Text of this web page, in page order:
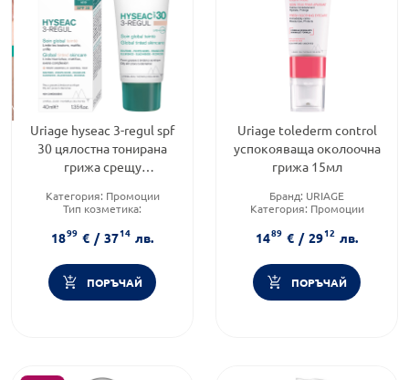
Uriage hyseac 3-regul spf
30 цялостна тонирана
грижа срещу
Категория: Промоции
Тип козметика:
Форма на продукта:крем
1899 € / 3714 лв.
ПОРЪЧАЙ
Uriage tolederm control
успокояваща околоочна
грижа 15мл
Бранд: URIAGE
Категория: Промоции
Дермокозметика
1489 € / 2912 лв.
ПОРЪЧАЙ